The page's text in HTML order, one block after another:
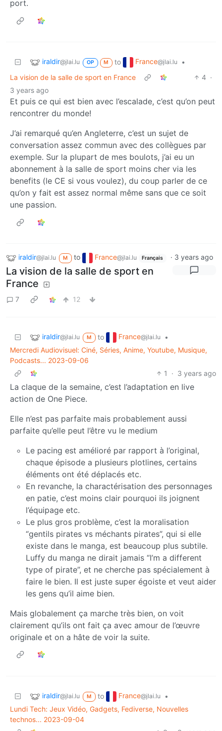
port.
iraldir@jlai.lu OP M to France@jlai.lu
•
La vision de la salle de sport en France
4 ·
3 years ago
Et puis ce qui est bien avec l’escalade, c’est qu’on peut
rencontrer du monde!
J’ai remarqué qu’en Angleterre, c’est un sujet de
conversation assez commun avec des collègues par
exemple. Sur la plupart de mes boulots, j’ai eu un
abonnement à la salle de sport moins cher via les
benefits (le CE si vous voulez), du coup parler de ce
qu’on y fait est assez normal même sans que ce soit
une passion.
iraldir@jlai.lu M to France@jlai.lu Français · 3 years ago
La vision de la salle de sport en
France
7 12
iraldir@jlai.lu M to France@jlai.lu
•
Mercredi Audiovisuel: Ciné, Séries, Anime, Youtube, Musique,
Podcasts... 2023-09-06
1
· 3 years ago
La claque de la semaine, c’est l’adaptation en live
action de One Piece.
Elle n’est pas parfaite mais probablement aussi
parfaite qu’elle peut l’être vu le medium
Le pacing est amélioré par rapport à l’original,
chaque épisode a plusieurs plotlines, certains
éléments ont été déplacés etc.
En revanche, la charactérisation des personnages
en patie, c’est moins clair pourquoi ils joignent
l’équipage etc.
Le plus gros problème, c’est la moralisation
“gentils pirates vs méchants pirates”, qui si elle
existe dans le manga, est beaucoup plus subtile.
Luffy du manga ne dirait jamais “I’m a different
type of pirate”, et ne cherche pas spécialement à
faire le bien. Il est juste super égoiste et veut aider
les gens qu’il aime bien.
Mais globalement ça marche très bien, on voit
clairement qu’ils ont fait ça avec amour de l’œuvre
originale et on a hâte de voir la suite.
iraldir@jlai.lu M to France@jlai.lu
•
Lundi Tech: Jeux Vidéo, Gadgets, Fediverse, Nouvelles
technos... 2023-09-04